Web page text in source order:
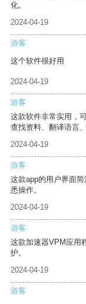
化。
2024-04-19
游客
这个软件很好用
2024-04-19
游客
这款软件非常实用，
查找资料、翻译语言
2024-04-19
游客
这款app的用户界面
悉操作。
2024-04-19
游客
这款加速器VPM应用
护。
2024-04-19
游客